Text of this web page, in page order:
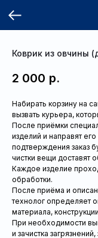
Коврик из овчины
2 000 р.
Набирать корзину на
вызвать курьера,
После приёмки
изделий и направят
подтверждения заказ
чистки вещи доставят
Каждое изделие
обработки.
После приёма и
технолог определяет
материала,
При необходимости
и зачистка